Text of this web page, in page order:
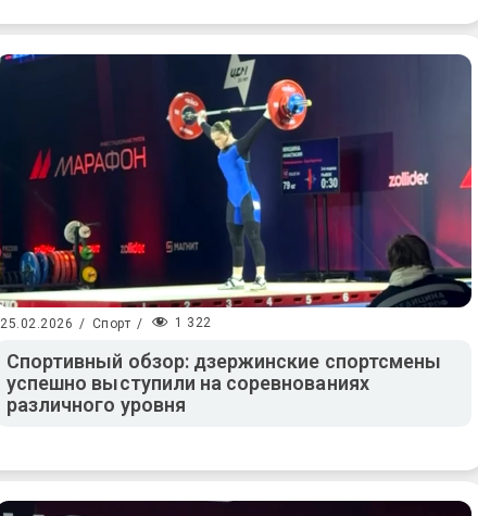
25.02.2026 / Спорт / 1 322
Спортивный обзор: дзержинские спортсмены
успешно выступили на соревнованиях
различного уровня